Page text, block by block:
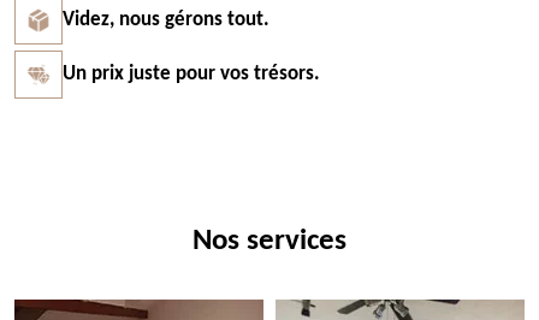
Videz, nous gérons tout.
Un prix juste pour vos trésors.
Nos services